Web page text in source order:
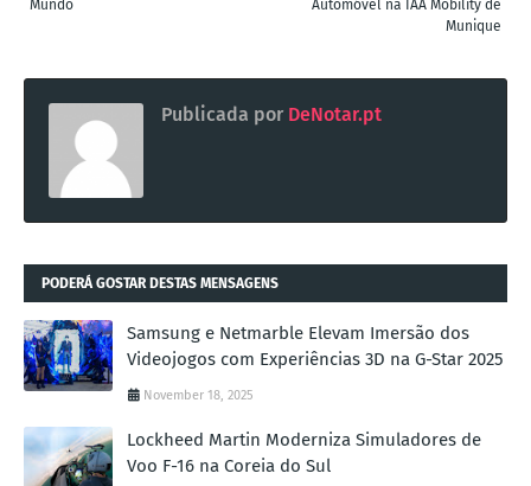
Automóvel na IAA Mobility de
Munique
Mundo
Publicada por DeNotar.pt
PODERÁ GOSTAR DESTAS MENSAGENS
Samsung e Netmarble Elevam Imersão dos
Videojogos com Experiências 3D na G-Star 2025
November 18, 2025
Lockheed Martin Moderniza Simuladores de
Voo F-16 na Coreia do Sul